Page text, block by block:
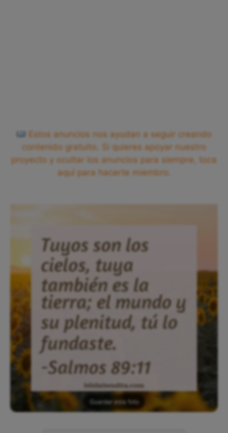
Estos anuncios nos ayudan a seguir creando
contenido gratuito. Si quieres apoyar nuestro
proyecto y ocultar los anuncios para siempre, toca
aquí para hacerte miembro.
Guardar esta foto